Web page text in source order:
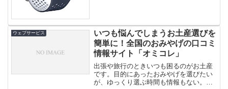
ウェブサービス
いつも悩んでしまうお土産選びを
簡単に！全国のおみやげの口コミ
情報サイト「オミコレ」
出張や旅行のときいつも困るのがお土産
です。目的にあったおみやげを選びたい
が、ゆっくり選ぶ時間も情報もない。そ